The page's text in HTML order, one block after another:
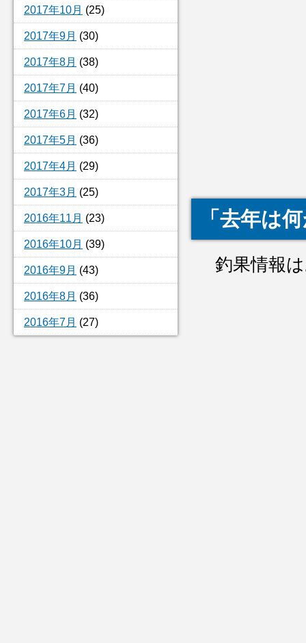
2017年10月 (25)
2017年9月 (30)
2017年8月 (38)
2017年7月 (40)
2017年6月 (32)
2017年5月 (36)
2017年4月 (29)
2017年3月 (25)
2016年11月 (23)
2016年10月 (39)
2016年9月 (43)
2016年8月 (36)
2016年7月 (27)
「去年は
釣果情報